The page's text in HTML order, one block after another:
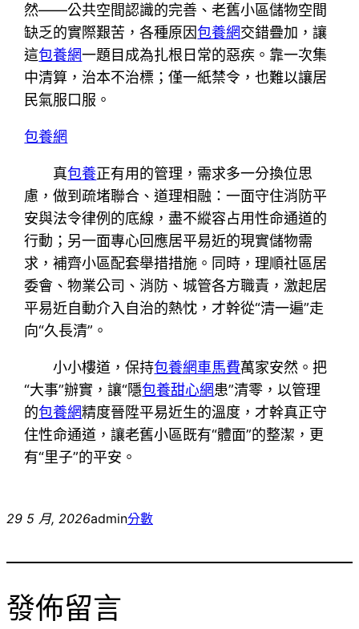
然——公共空間認識的完善、老舊小區儲物空間
缺乏的實際艱苦，各種原因包養網交錯疊加，讓
這包養網一題目成為扎根日常的惡疾。靠一次集
中清算，治本不治標；僅一紙禁令，也難以讓居
民氣服口服。
包養網
真包養正有用的管理，需求多一分換位思
慮，做到疏堵聯合、道理相融：一面守住消防平
安與法令律例的底線，盡不縱容占用性命通道的
行動；另一面專心回應居平易近的現實儲物需
求，補齊小區配套舉措措施。同時，理順社區居
委會、物業公司、消防、城管各方職責，激起居
平易近自動介入自治的熱忱，才幹從“清一遍”走
向“久長清”。
小小樓道，保持包養網車馬費萬家安然。把
“大事”辦實，讓“隱包養甜心網患”清零，以管理
的包養網精度晉陞平易近生的溫度，才幹真正守
住性命通道，讓老舊小區既有“體面”的整潔，更
有“里子”的平安。
29 5 月, 2026admin分數
發佈留言